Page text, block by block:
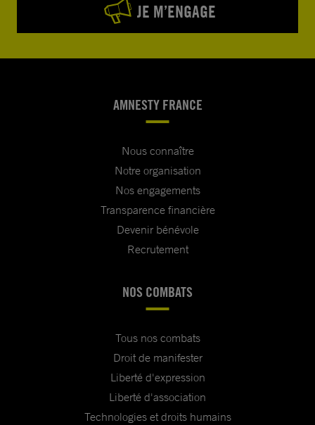
JE M’ENGAGE
AMNESTY FRANCE
Nous connaître
Notre organisation
Nos engagements
Transparence financière
Devenir bénévole
Recrutement
NOS COMBATS
Tous nos combats
Droit de manifester
Liberté d'expression
Liberté d'association
Technologies et droits humains